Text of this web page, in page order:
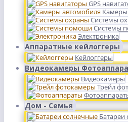
GPS
Камеры
Системы
Системы
Электроника
Аппаратные кейлоггеры
Кейлоггеры
Видеокамеры
Видеокамеры
Трейл
Дом - Семья
Батареи